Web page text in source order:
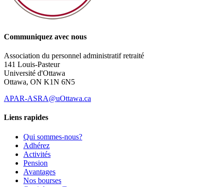
Communiquez avec nous
Association du personnel administratif retraité
141 Louis-Pasteur
Université d'Ottawa
Ottawa, ON K1N 6N5
APAR-ASRA@uOttawa.ca
Liens rapides
Qui sommes-nous?
Adhérez
Activités
Pension
Avantages
Nos bourses